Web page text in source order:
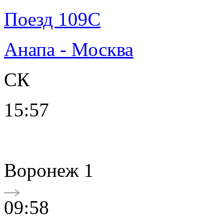
Поезд 109С
Анапа - Москва
СК
15:57
Воронеж 1
09:58